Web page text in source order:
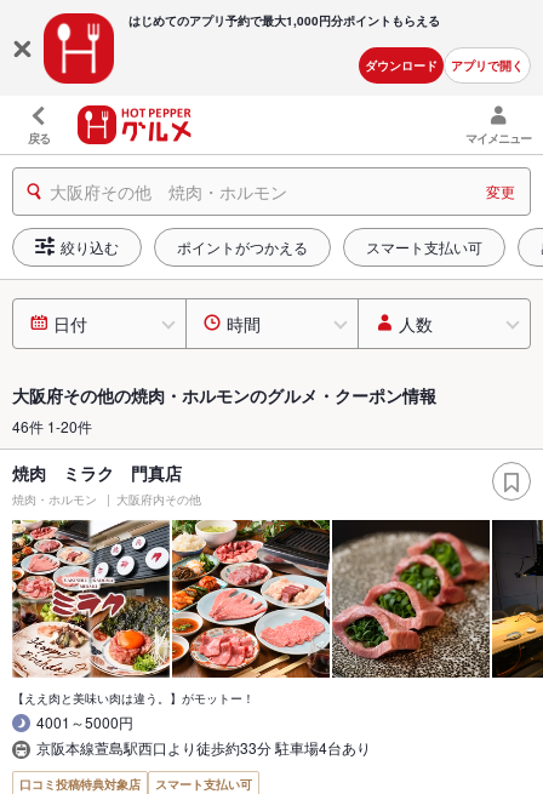
はじめてのアプリ予約で最大1,000円分ポイントもらえる
ダウンロード アプリで開く
戻る マイメニュー
大阪府その他 焼肉・ホルモン 変更
絞り込む ポイントがつかえる スマート支払い可
日付 時間 人数
大阪府その他の焼肉・ホルモンのグルメ・クーポン情報
46件 1-20件
焼肉 ミラク 門真店
焼肉・ホルモン 大阪府内その他
【ええ肉と美味い肉は違う。】がモットー！
4001～5000円
京阪本線萱島駅西口より徒歩約33分 駐車場4台あり
口コミ投稿特典対象店 スマート支払い可